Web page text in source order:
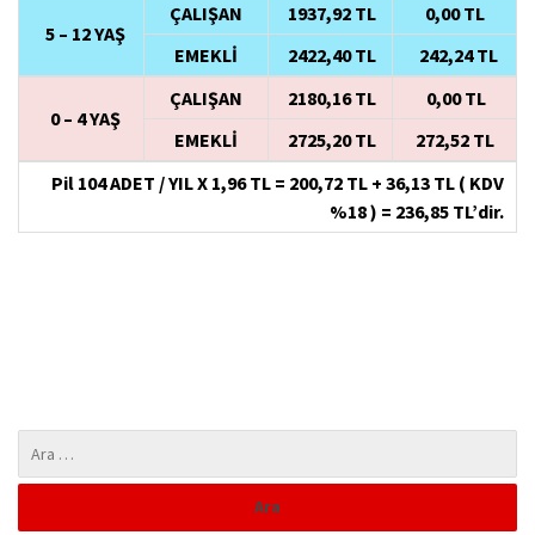
5 – 12 YAŞ
ÇALIŞAN 1937,92 TL
0,00 TL
EMEKLİ
2422,40 TL 242,24 TL
0 – 4 YAŞ
ÇALIŞAN 2180,16 TL
0,00 TL
EMEKLİ
2725,20 TL
272,52 TL
Pil 104 ADET / YIL X 1,96 TL = 200,72 TL + 36,13 TL ( KDV
%18 ) = 236,85 TL’dir.